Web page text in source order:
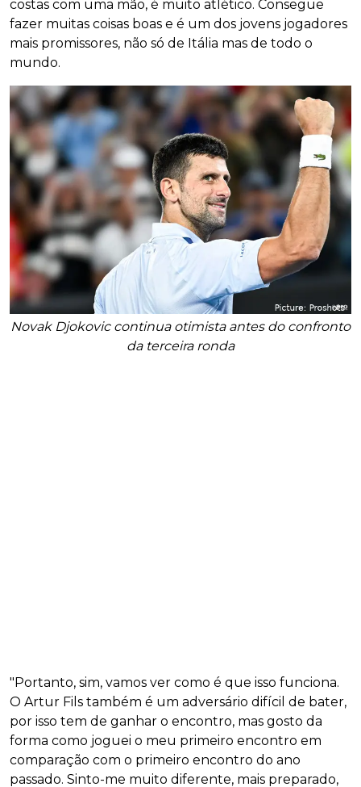
costas com uma mão, é muito atlético. Consegue
fazer muitas coisas boas e é um dos jovens jogadores
mais promissores, não só de Itália mas de todo o
mundo.
Novak Djokovic continua otimista antes do confronto
da terceira ronda
"Portanto, sim, vamos ver como é que isso funciona.
O Artur Fils também é um adversário difícil de bater,
por isso tem de ganhar o encontro, mas gosto da
forma como joguei o meu primeiro encontro em
comparação com o primeiro encontro do ano
passado. Sinto-me muito diferente, mais preparado,